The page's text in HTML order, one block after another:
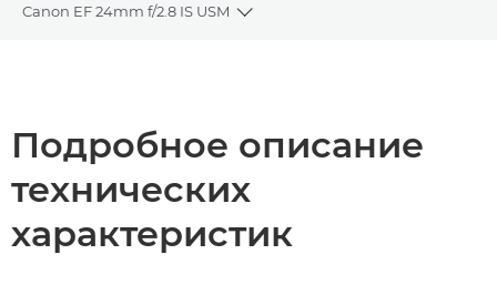
Canon EF 24mm f/2.8 IS USM
Toggle breadcrumbs
Подробное описание
технических
характеристик